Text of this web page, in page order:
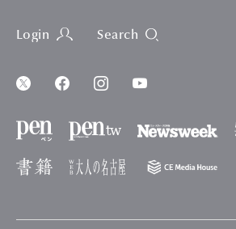
Login Search